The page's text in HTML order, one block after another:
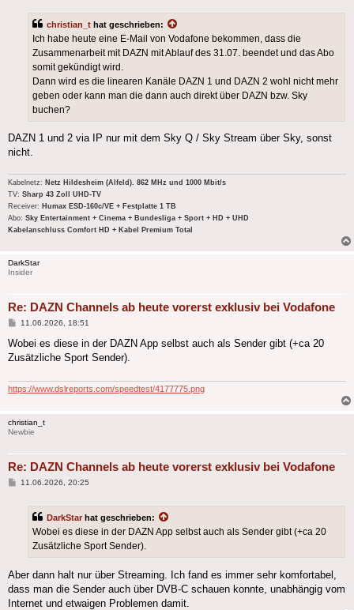
christian_t hat geschrieben:
Ich habe heute eine E-Mail von Vodafone bekommen, dass die
Zusammenarbeit mit DAZN mit Ablauf des 31.07. beendet und das Abo
somit gekündigt wird.
Dann wird es die linearen Kanäle DAZN 1 und DAZN 2 wohl nicht mehr
geben oder kann man die dann auch direkt über DAZN bzw. Sky
buchen?
DAZN 1 und 2 via IP nur mit dem Sky Q / Sky Stream über Sky, sonst
nicht.
Kabelnetz: Netz Hildesheim (Alfeld). 862 MHz und 1000 Mbit/s
TV: Sharp 43 Zoll UHD-TV
Receiver: Humax ESD-160c/VE + Festplatte 1 TB
Abo: Sky Entertainment + Cinema + Bundesliga + Sport + HD + UHD
Kabelanschluss Comfort HD + Kabel Premium Total
DarkStar
Insider
Re: DAZN Channels ab heute vorerst exklusiv bei Vodafone
Beitrag
11.06.2026, 18:51
Wobei es diese in der DAZN App selbst auch als Sender gibt (+ca 20
Zusätzliche Sport Sender).
https://www.dslreports.com/speedtest/4177775.png
christian_t
Newbie
Re: DAZN Channels ab heute vorerst exklusiv bei Vodafone
Beitrag
11.06.2026, 20:25
DarkStar hat geschrieben:
Wobei es diese in der DAZN App selbst auch als Sender gibt (+ca 20
Zusätzliche Sport Sender).
Aber dann halt nur über Streaming. Ich fand es immer sehr komfortabel,
dass man die Sender auch über DVB-C schauen konnte, unabhängig vom
Internet und etwaigen Problemen damit.